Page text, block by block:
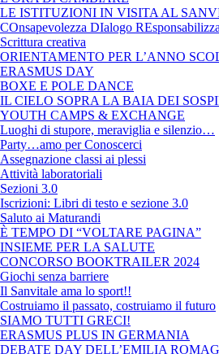
LE ISTITUZIONI IN VISITA AL
COnsapevolezza DIalogo
Scrittura creativa
ORIENTAMENTO PER L’ANNO
ERASMUS DAY
BOXE E POLE DANCE
IL CIELO SOPRA LA BAIA DEI
YOUTH CAMPS & EXCHANGE
Luoghi di stupore, meraviglia e silenzio…
Party…amo per Conoscerci
Assegnazione classi ai plessi
Attività laboratoriali
Sezioni 3.0
Iscrizioni: Libri di testo e sezione 3.0
Saluto ai Maturandi
È TEMPO DI “VOLTARE PAGINA”
INSIEME PER LA SALUTE
CONCORSO BOOKTRAILER 2024
Giochi senza barriere
Il Sanvitale ama lo sport!!
Costruiamo il passato, costruiamo il futuro
SIAMO TUTTI GRECI!
ERASMUS PLUS IN GERMANIA
DEBATE DAY DELL’EMILIA